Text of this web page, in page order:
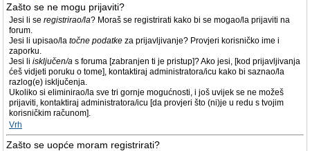
Zašto se ne mogu prijaviti?
Jesi li se registrirao/la? Moraš se registrirati kako bi se mogao/la prijaviti na
forum.
Jesi li upisao/la točne podatke za prijavljivanje? Provjeri korisničko ime i
zaporku.
Jesi li isključen/a s foruma [zabranjen ti je pristup]? Ako jesi, [kod prijavljivanja
ćeš vidjeti poruku o tome], kontaktiraj administratora/icu kako bi saznao/la
razlog(e) isključenja.
Ukoliko si eliminirao/la sve tri gornje mogućnosti, i još uvijek se ne možeš
prijaviti, kontaktiraj administratora/icu [da provjeri što (ni)je u redu s tvojim
korisničkim računom].
Vrh
Zašto se uopće moram registrirati?